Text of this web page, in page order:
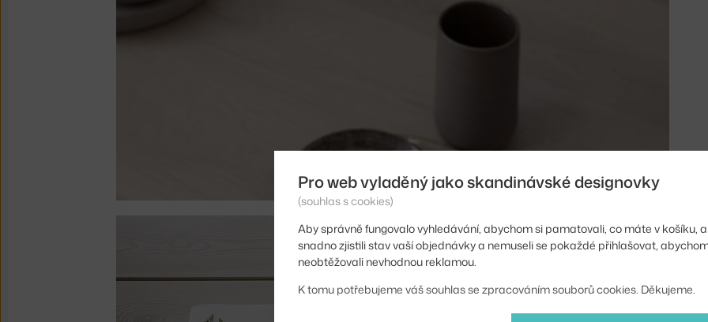
Pro web vyladěný jako skandinávské designovky
(souhlas s cookies)
Aby správně fungovalo vyhledávání, abychom si pamatovali, co máte v košíku,
snadno zjistili stav vaší objednávky a nemuseli se pokaždé přihlašovat,
neobtěžovali nevhodnou reklamou.
K tomu potřebujeme váš souhlas se zpracováním souborů cookies. Děkujeme.